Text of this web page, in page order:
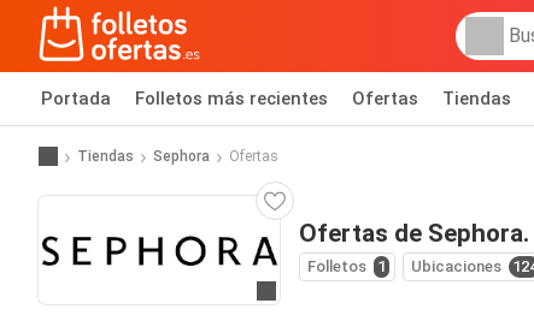
Portada Folletos más recientes Ofertas Tiendas
Tiendas Sephora Ofertas
Ofertas de Sephora.
Folletos 1 Ubicaciones